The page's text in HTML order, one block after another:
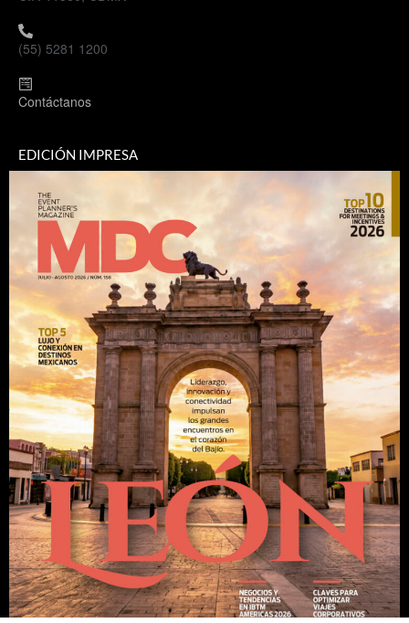
(55) 5281 1200
Contáctanos
EDICIÓN IMPRESA